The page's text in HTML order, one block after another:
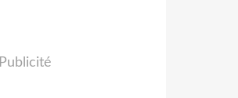
Publicité